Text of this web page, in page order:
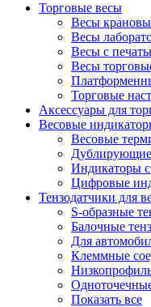
Торговые весы
Весы
Весы
Весы с
Весы
Торговые
Аксессуары для
Весовые
Весовые
Дублирующие
Индикаторы
Цифровые
Тензодатчики для
S-образные
Балочные
Для
Клеммные
Показать все